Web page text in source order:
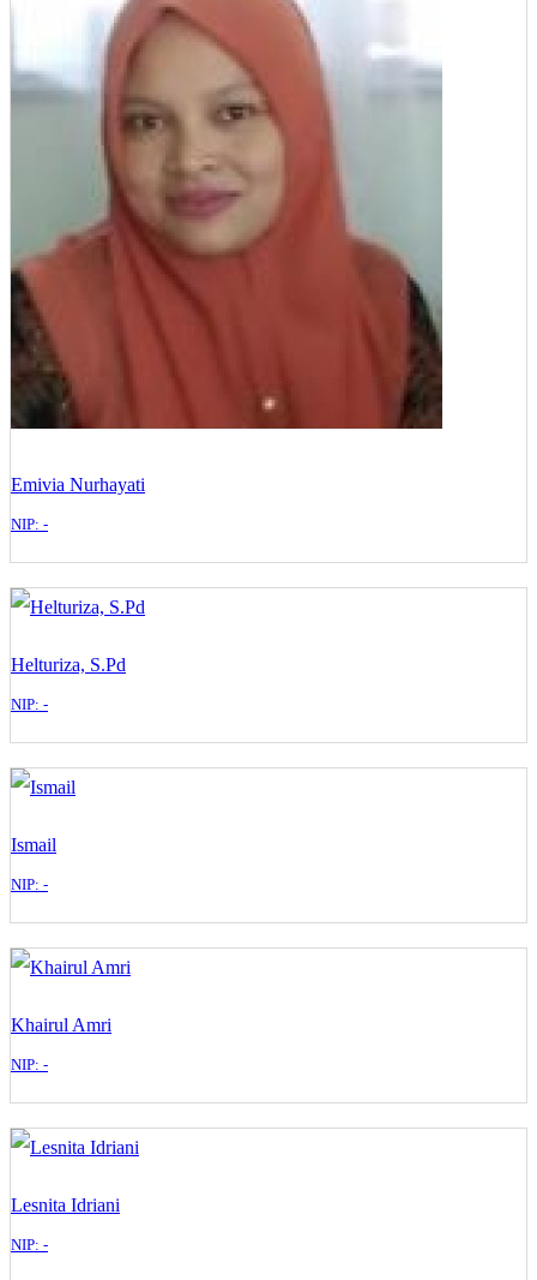
Emivia Nurhayati
NIP: -
Helturiza, S.Pd
NIP: -
Ismail
NIP: -
Khairul Amri
NIP: -
Lesnita Idriani
NIP: -